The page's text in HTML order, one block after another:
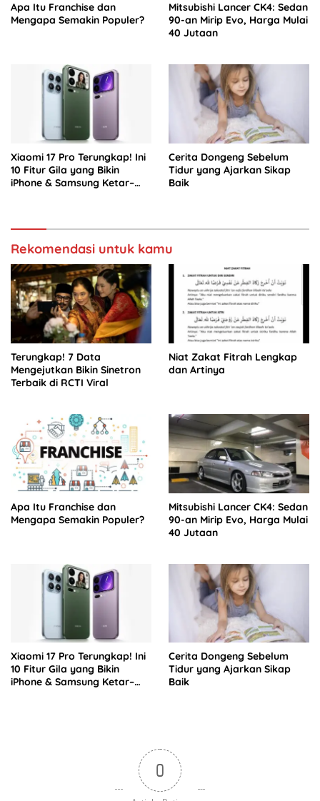
Apa Itu Franchise dan
Mengapa Semakin Populer?
Mitsubishi Lancer CK4: Sedan
90-an Mirip Evo, Harga Mulai
40 Jutaan
Xiaomi 17 Pro Terungkap! Ini
10 Fitur Gila yang Bikin
iPhone & Samsung Ketar–
Cerita Dongeng Sebelum
Tidur yang Ajarkan Sikap
Baik
Rekomendasi untuk kamu
Terungkap! 7 Data
Mengejutkan Bikin Sinetron
Terbaik di RCTI Viral
Niat Zakat Fitrah Lengkap
dan Artinya
Apa Itu Franchise dan
Mengapa Semakin Populer?
Mitsubishi Lancer CK4: Sedan
90-an Mirip Evo, Harga Mulai
40 Jutaan
Xiaomi 17 Pro Terungkap! Ini
10 Fitur Gila yang Bikin
iPhone & Samsung Ketar–
Cerita Dongeng Sebelum
Tidur yang Ajarkan Sikap
Baik
0